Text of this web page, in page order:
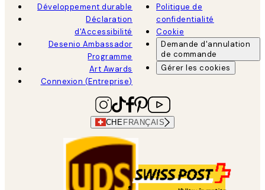
Développement durable
Déclaration
d'Accessibilité
Desenio Ambassador
Programme
Art Awards
Connexion (Entreprise)
Politique de
confidentialité
Cookie
Demande d'annulation
de commande
Gérer les cookies
CHE FRANÇAIS